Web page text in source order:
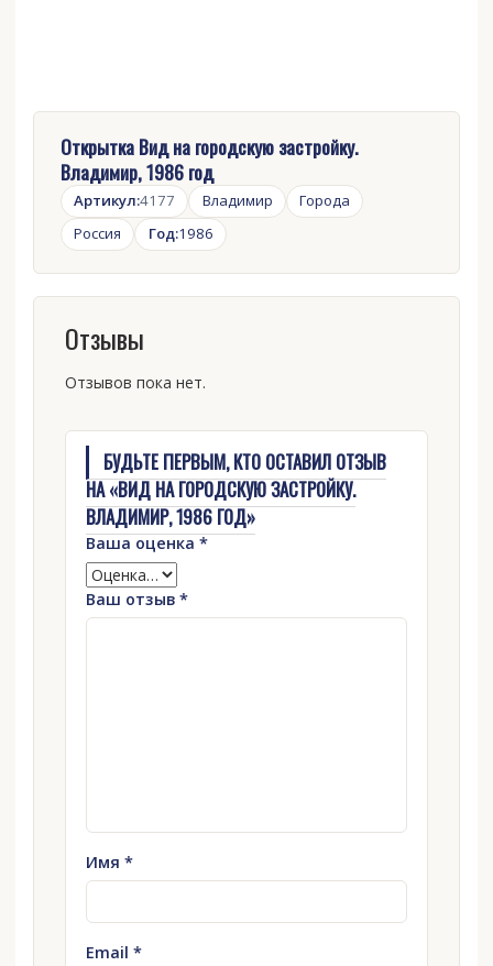
Открытка Вид на городскую застройку.
Владимир, 1986 год
Артикул:4177 Владимир
Города
Россия
Год:1986
Отзывы
Отзывов пока нет.
БУДЬТЕ ПЕРВЫМ, КТО ОСТАВИЛ ОТЗЫВ
НА «ВИД НА ГОРОДСКУЮ ЗАСТРОЙКУ.
ВЛАДИМИР, 1986 ГОД»
Ваша оценка *
Ваш отзыв *
Имя *
Email *